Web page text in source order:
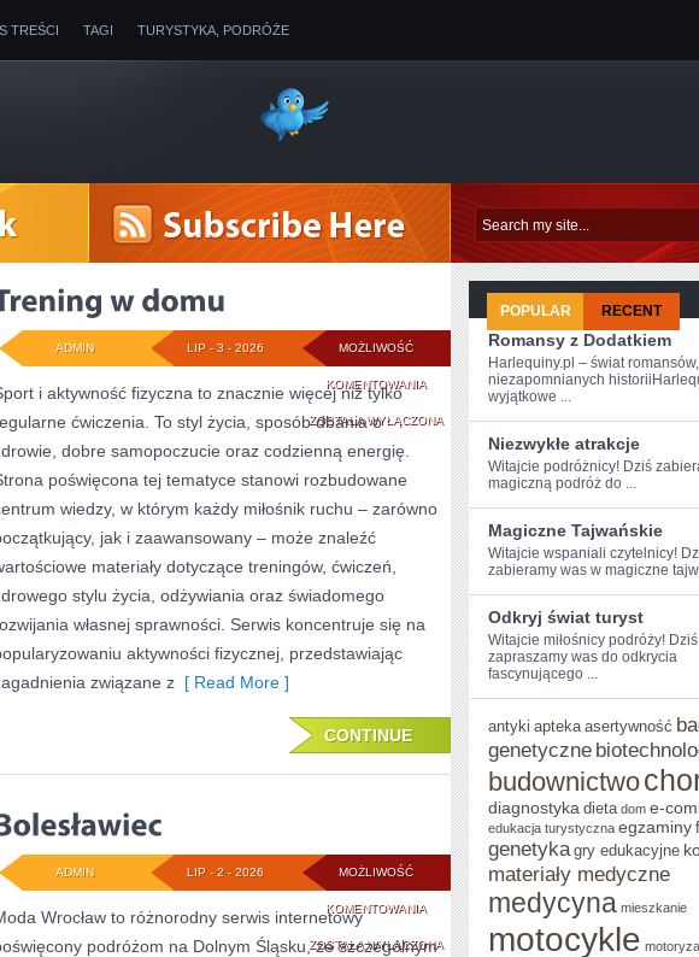
TREŚCI TAGI TURYSTYKA, PODRÓŻE
MOŻLIWOŚĆ
KOMENTOWANIATRENING
W
DOMU
ZOSTAŁA WYŁĄCZONA
LIP - 3 - 2026
ADMIN
i aktywność fizyczna to znacznie więcej niż tylko
ćwiczenia. To styl życia, sposób dbania o
dobre samopoczucie oraz codzienną energię.
poświęcona tej tematyce stanowi rozbudowane
wiedzy, w którym każdy miłośnik ruchu – zarówno
jak i zaawansowany – może znaleźć
materiały dotyczące treningów, ćwiczeń,
stylu życia, odżywiania oraz świadomego
własnej sprawności. Serwis koncentruje się na
aktywności fizycznej, przedstawiając
związane z [ Read More ]
CONTINUE
MOŻLIWOŚĆ
KOMENTOWANIABOLESŁAWIEC
ZOSTAŁA WYŁĄCZONA
LIP - 2 - 2026
ADMIN
Wrocław to różnorodny serwis internetowy
podróżom na Dolnym Śląsku, ze szczególnym
POPULAR RECENT
Romansy z Dodatkiem
Harlequiny.pl – świat
niezapomnianych
wyjątkowe ...
Niezwykłe atrakcje
Witajcie podróżnicy! Dziś
magiczną podróż do ...
Magiczne Tajwańskie
Witajcie ​wspaniali czytelnicy!
‍zabieramy was‍ w ​magiczne
Odkryj świat turyst
Witajcie miłośnicy podróży! Dziś⁢
zapraszamy ⁢was do ​odkrycia
fascynującego ...
antyki apteka asertywność
genetyczne
budownictwo
diagnostyka dieta dom e-
edukacja turystyczna egzaminy
genetyka gry edukacyjne
materiały medyczne
medycyna mieszkanie
motocykle